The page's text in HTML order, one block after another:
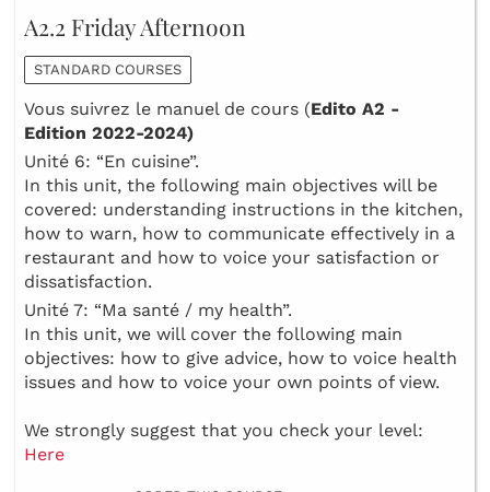
A2.2 Friday Afternoon
STANDARD COURSES
Vous suivrez le manuel de cours (Edito A2 -
Edition 2022-2024)
Unité 6: “En cuisine”.
In this unit, the following main objectives will be
covered: understanding instructions in the kitchen,
how to warn, how to communicate effectively in a
restaurant and how to voice your satisfaction or
dissatisfaction.
Unité 7: “Ma santé / my health”.
In this unit, we will cover the following main
objectives: how to give advice, how to voice health
issues and how to voice your own points of view.
We strongly suggest that you check your level:
Here